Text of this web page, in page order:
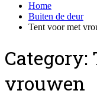
Home
Buiten de deur
Tent voor met
Category:
vrouwen